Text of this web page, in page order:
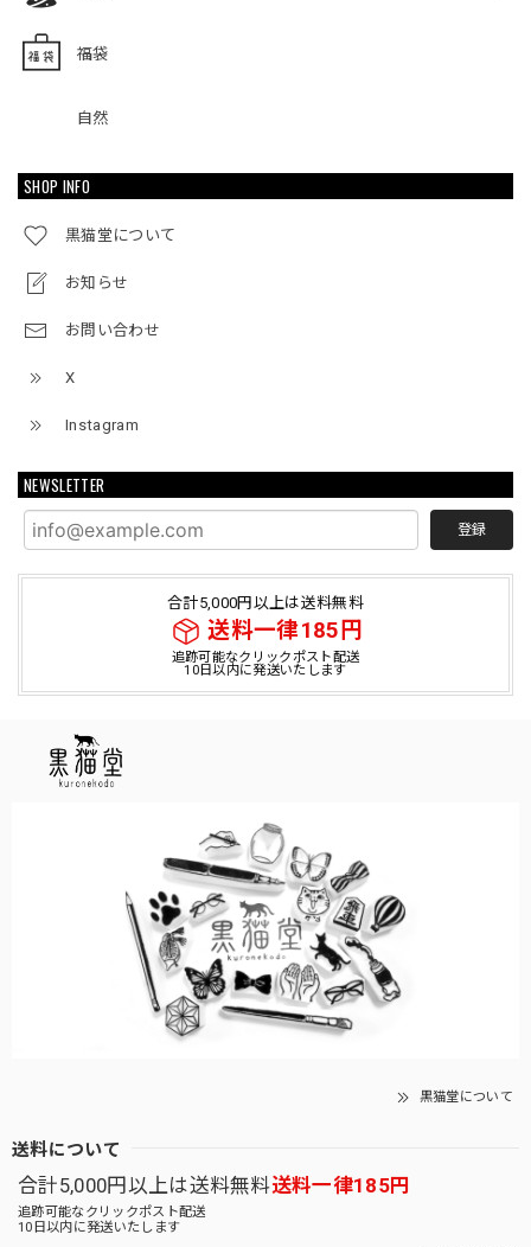
福袋
自然
SHOP INFO
黒猫堂について
お知らせ
お問い合わせ
X
Instagram
NEWSLETTER
登録
合計5,000円以上は送料無料
送料一律185円
追跡可能なクリックポスト配送
10日以内に発送いたします
黒猫堂について
送料について
合計5,000円以上は送料無料送料一律185円
追跡可能なクリックポスト配送
10日以内に発送いたします